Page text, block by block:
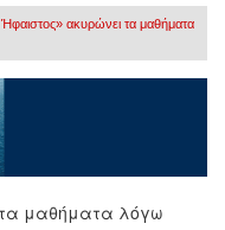
ακυρώνει τα μαθήματα